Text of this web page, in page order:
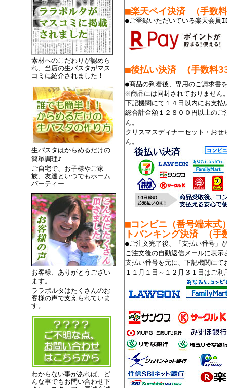
素材へのこだわりが認めら
れ、当店の生パスタがマス
コミに紹介されました！
生パスタはからめるだけの
簡単調理♪
ご自宅で、お子様やご家
族、友達といつでもホーム
パーティー
お客様、ありがとうござい
ます。
ララポルタはたくさんのお
客様の声で支えられていま
す。
わからない事があれば、ど
んな事でもお問い合わせ下
■楽天ペイ決済 （手数
●ご登録いただいている楽天会員
■後払い決済 （手数料
●商品の到着後、専用のご請求書
※商品には同封されておりません
下記機関にて１４日以内にお支払
総合計金額１２８００円以上のご
ん。
クリスマスディナーセット・おせ
ん。
■コンビニ（番号端末式
トバンキング決済 （手
●ご注文完了後、「支払い番号」
ご注文後の自動返信メールに表示
支払い番号を元に、下記機関にて
１１月１日～１２月３１日はご利